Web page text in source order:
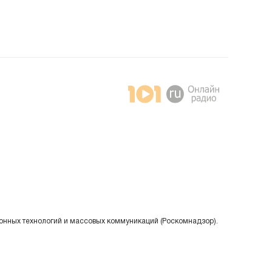
технологий и массовых коммуникаций (Роскомнадзор).